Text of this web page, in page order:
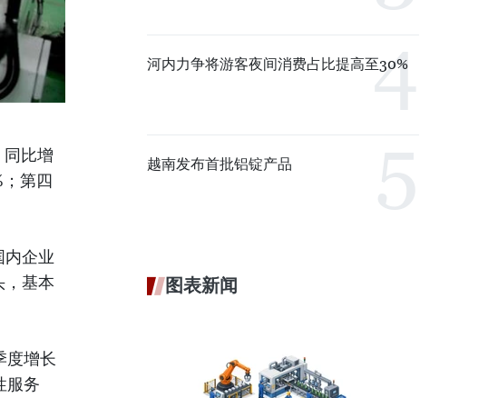
比增
第四
内企业
，基本
度增长
服务
河内力争将游客夜间消费占比提高至30%
越南发布首批铝锭产品
图表新闻